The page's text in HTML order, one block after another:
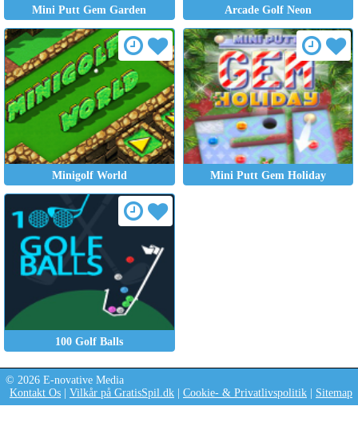
Mini Putt Gem Garden Arcade Golf Neon
Minigolf World Mini Putt Gem Holiday
100 Golf Balls
© 2026 E-novative Media
Kontakt Os
Vilkår på GratisSpil.dk Cookie- & Privatlivspolitik Sitemap